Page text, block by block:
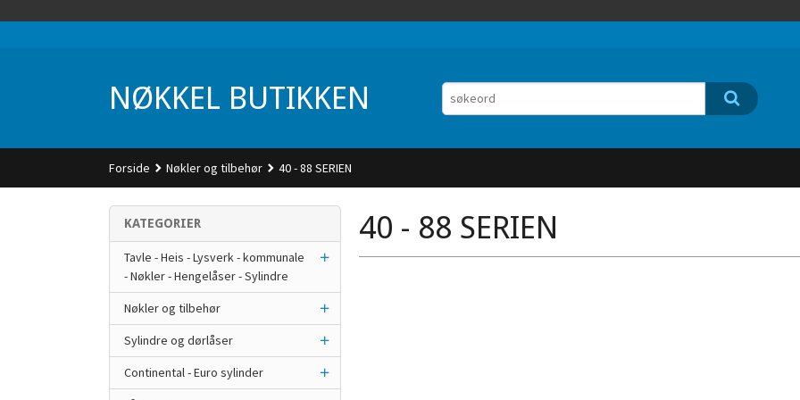
NØKKEL BUTIKKEN
Forside Nøkler og tilbehør 40 - 88 SERIEN
40 - 88 SERIEN
KATEGORIER
Tavle - Heis - Lysverk - kommunale
- Nøkler - Hengelåser - Sylindre
Nøkler og tilbehør
Sylindre og dørlåser
Continental - Euro sylinder